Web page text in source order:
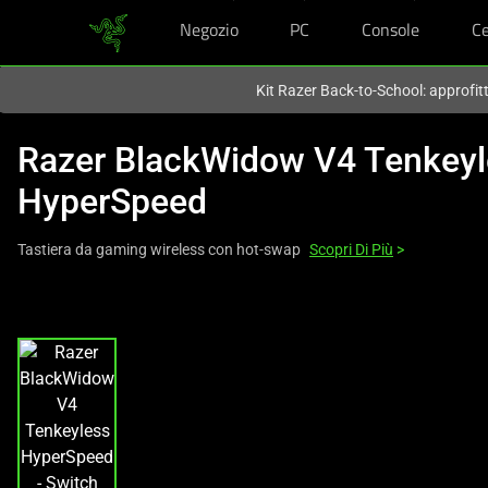
Negozio PC Console
Kit Razer Back-to-School:
Razer BlackWidow V4
HyperSpeed
Tastiera da gaming wireless con hot-swap Scopri Di Più >
a
carousel
one
large
image